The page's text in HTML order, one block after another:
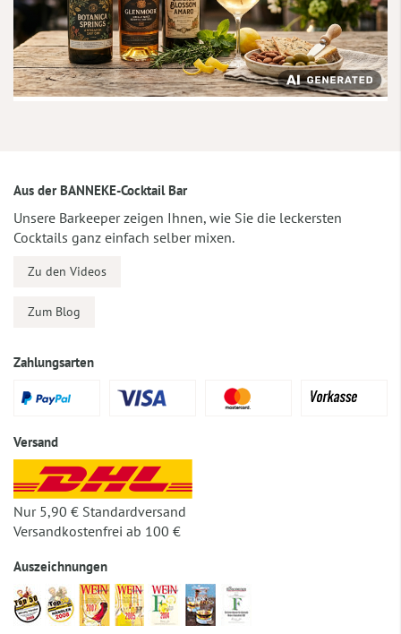
Aus der BANNEKE-Cocktail Bar
Unsere Barkeeper zeigen Ihnen, wie Sie die leckersten
Cocktails ganz einfach selber mixen.
Zu den Videos
Zum Blog
Zahlungsarten
Versand
Nur 5,90 € Standardversand
Versandkostenfrei ab 100 €
Auszeichnungen